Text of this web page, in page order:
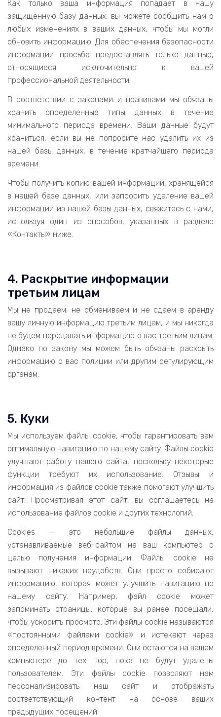
Как только ваша информация попадает в нашу
защищенную базу данных, вы можете сообщить нам о
любых изменениях в ваших данных, чтобы мы могли
обновить информацию. Для обеспечения безопасности
информации просьба предоставлять только данные,
относящиеся исключительно к вашей
профессиональной деятельности.
В соответствии с законами и правилами мы обязаны
хранить определенные типы данных в течение
минимального периода времени. Ваши данные будут
храниться, если вы не попросите нас удалить их из
нашей базы данных, в течение кратчайшего периода
времени.
Чтобы получить копию вашей информации, хранящейся
в нашей базе данных, или запросить удаление вашей
информации из нашей базы данных, свяжитесь с нами,
используя один из способов, указанных в разделе
«Контакты» ниже.
4. Раскрытие информации
третьим лицам
Мы не продаем, не обмениваем и не сдаем в аренду
вашу личную информацию третьим лицам, и мы никогда
не будем передавать информацию о вас третьим лицам.
Однако по закону мы можем быть обязаны раскрыть
информацию о вас полиции или другим регулирующим
органам.
5. Куки
Мы используем файлы cookie, чтобы гарантировать вам
оптимальную навигацию по нашему сайту. Файлы cookie
улучшают работу нашего сайта, поскольку некоторые
функции требуют их использование. Отзывы и
информация из файлов cookie также помогают улучшить
сайт. Просматривая этот сайт, вы соглашаетесь на
использование файлов cookie и других технологий.
Cookies — это небольшие файлы данных,
устанавливаемые веб-сайтом на ваш компьютер с
целью получения информации. Файлы cookie не
вызывают никаких неудобств. Они просто собирают
информацию, которая может улучшить навигацию по
нашему сайту. Например, файл cookie может
запоминать страницы, которые вы ранее посещали,
чтобы ускорить просмотр. Эти файлы cookie называются
«постоянными файлами cookie» и истекают через
определенный период времени. Они остаются на вашем
компьютере до тех пор, пока не будут удалены
пользователем. Эти файлы cookie позволяют нам
персонализировать наш сайт и отображать
соответствующий контент на основе ваших
предыдущих посещений.